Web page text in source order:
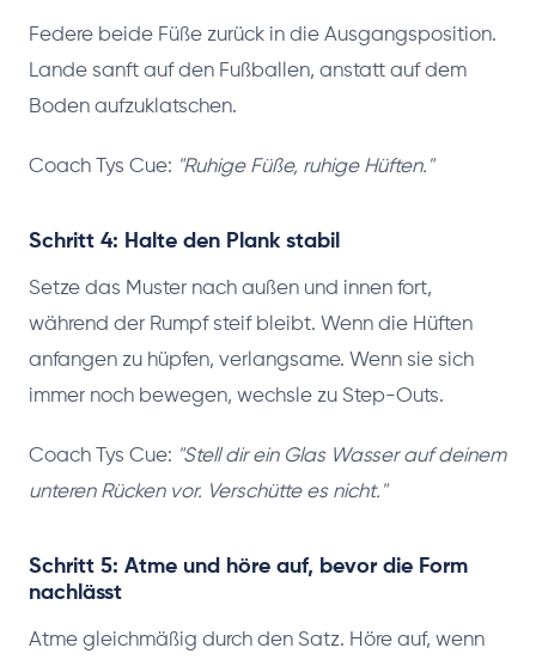
Federe beide Füße zurück in die Ausgangsposition.
Lande sanft auf den Fußballen, anstatt auf dem
Boden aufzuklatschen.
Coach Tys Cue: "Ruhige Füße, ruhige Hüften."
Schritt 4: Halte den Plank stabil
Setze das Muster nach außen und innen fort,
während der Rumpf steif bleibt. Wenn die Hüften
anfangen zu hüpfen, verlangsame. Wenn sie sich
immer noch bewegen, wechsle zu Step-Outs.
Coach Tys Cue: "Stell dir ein Glas Wasser auf deinem
unteren Rücken vor. Verschütte es nicht."
Schritt 5: Atme und höre auf, bevor die Form
nachlässt
Atme gleichmäßig durch den Satz. Höre auf, wenn